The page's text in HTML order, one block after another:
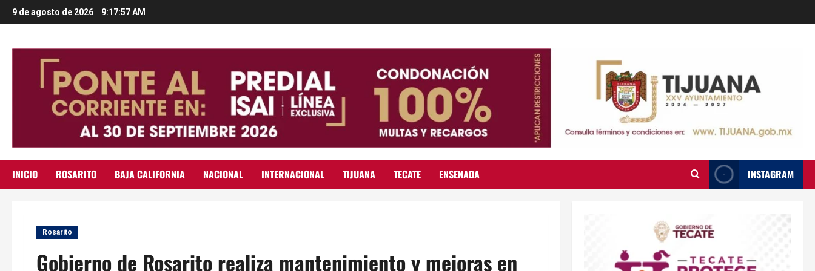
Saltar
al
9 de agosto de 2026 9:17:58 AM
INICIO ROSARITO BAJA CALIFORNIA NACIONAL INTERNACIONAL TIJUANA TECATE ENSENADA INSTAGRAM
Rosarito
Gobierno de Rosarito realiza mantenimiento y mejoras en